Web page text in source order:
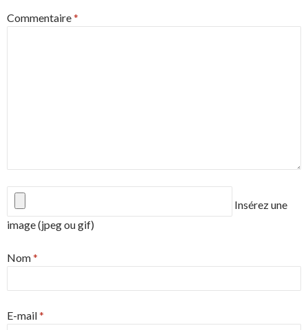
Commentaire*
Insérez une
image (jpeg ou gif)
Nom*
E-mail*